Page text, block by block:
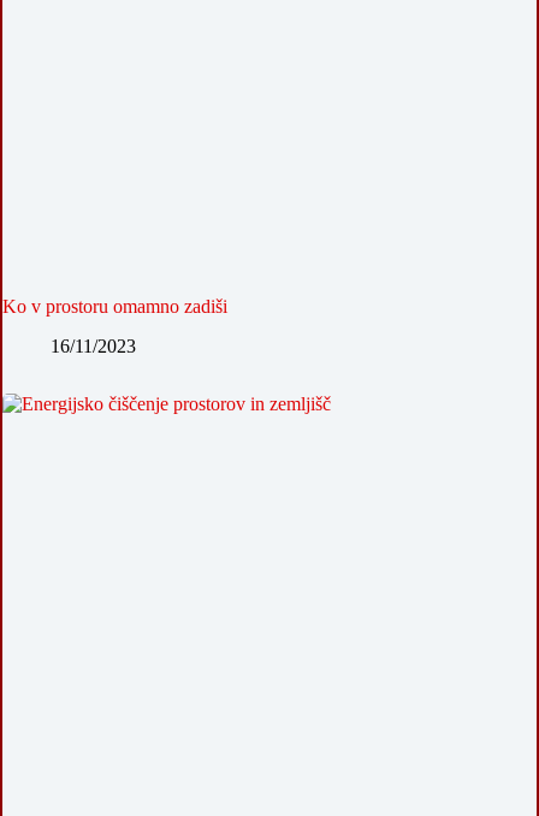
Ko v prostoru omamno zadiši
16/11/2023